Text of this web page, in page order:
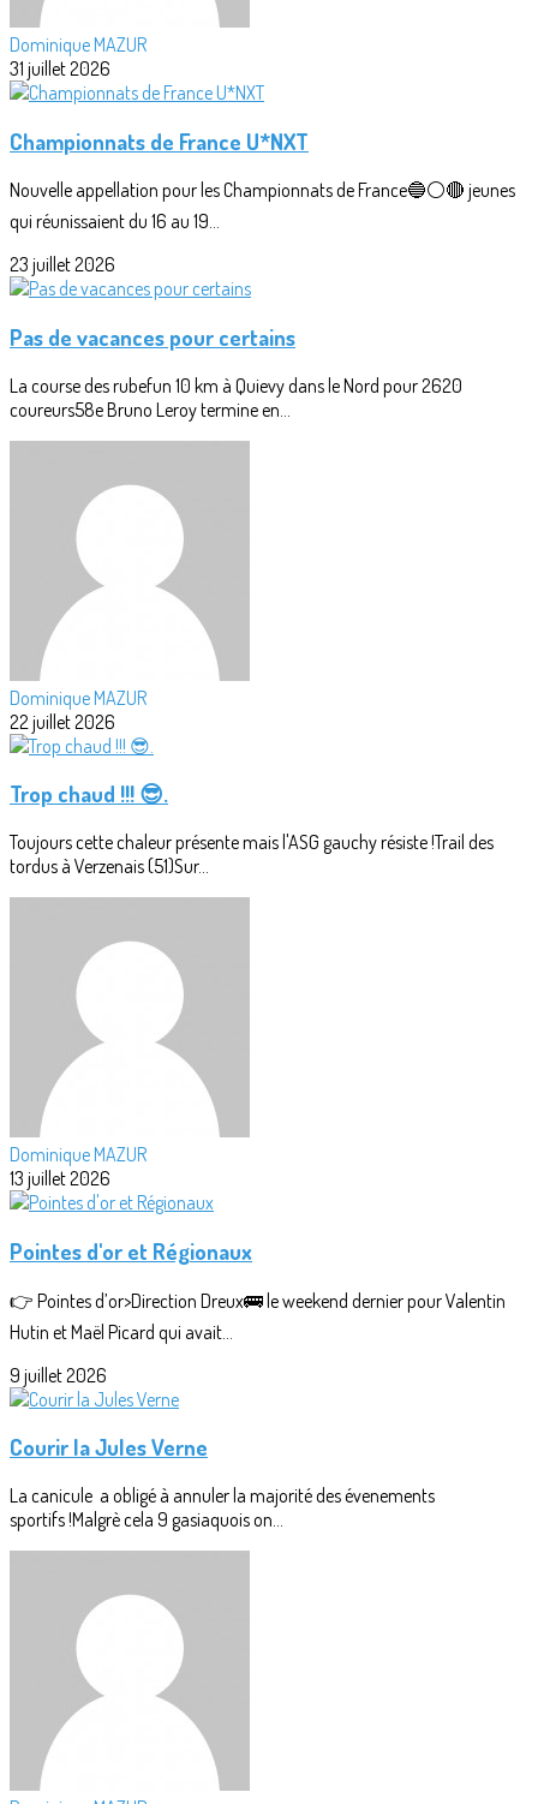
Dominique MAZUR
31 juillet 2026
Championnats de France U*NXT
Nouvelle appellation pour les Championnats de France🔵⚪🔴 jeunes
qui réunissaient du 16 au 19...
23 juillet 2026
Pas de vacances pour certains
La course des rubefun 10 km à Quievy dans le Nord pour 2620
coureurs58e Bruno Leroy termine en...
Dominique MAZUR
22 juillet 2026
Trop chaud !!! 😎.
Toujours cette chaleur présente mais l'ASG gauchy résiste !Trail des
tordus à Verzenais (51)Sur...
Dominique MAZUR
13 juillet 2026
Pointes d'or et Régionaux
👉 Pointes d’or>Direction Dreux🚌 le weekend dernier pour Valentin
Hutin et Maël Picard qui avait...
9 juillet 2026
Courir la Jules Verne
La canicule a obligé à annuler la majorité des évenements
sportifs !Malgrè cela 9 gasiaquois on...